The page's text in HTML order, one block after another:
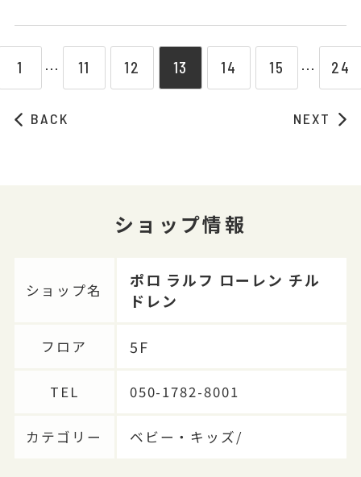
BACK
1 ⋯ 11 12 13 14 15 ⋯ 24
NEXT
ショップ情報
ショップ名
ポロ ラルフ ローレン チル
ドレン
フロア 5F
TEL 050-1782-8001
カテゴリー ベビー・キッズ/